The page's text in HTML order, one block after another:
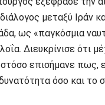
μεταξύ Ιράν
ως «παγκόσμια
Διευκρίνισε ότι
επισήμανε πως,
όσο και το